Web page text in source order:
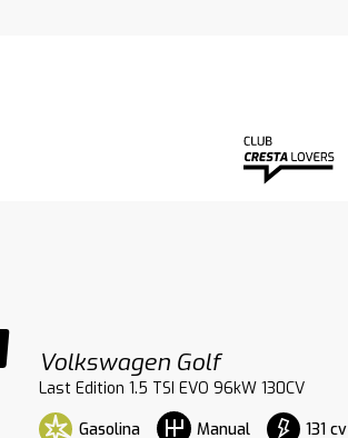
Volkswagen Golf
Last Edition 1.5 TSI EVO 96kW 130CV
Gasolina
Manual 131 cv